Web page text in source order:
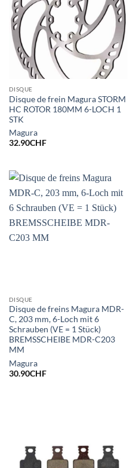
DISQUE
Disque de frein Magura STORM
HC ROTOR 180MM 6-LOCH 1
STK
Magura
32.90CHF
DISQUE
Disque de freins Magura MDR-
C, 203 mm, 6-Loch mit 6
Schrauben (VE = 1 Stück)
BREMSSCHEIBE MDR-C203
MM
Magura
30.90CHF